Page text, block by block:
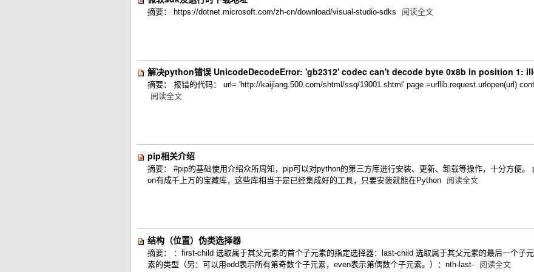
摘要： https://dotnet.microsoft.com/zh-cn/download/visual-studio-sdks 阅读全文
解决python错误 UnicodeDecodeError: 'gb2312' codec can't decode byte 0x8b in position 1:
摘要： 报错的代码： url= 'http://kaijiang.500.com/shtml/ssq/19001.shtml' page =urllib.request.urlopen(url)
阅读全文
pip相关介绍
摘要： #pip的基础使用介绍众所周知，pip可以对python的第三方库进行安装、更新、卸载等操作，十分方便
on有成千上万的宝藏库，这些库相当于是已经集成好的工具，只要安装就能在Python
阅读全文
结构（位置）伪类选择器
摘要： ：first-child 选取属于其父元素的首个子元素的指定选择器：last-child 选取属于其父元素的最后一个子
素的类型（另：可以用odd表示所有第奇数个子元素，even表示第偶数个子元素。）：nth-last-
阅读全文